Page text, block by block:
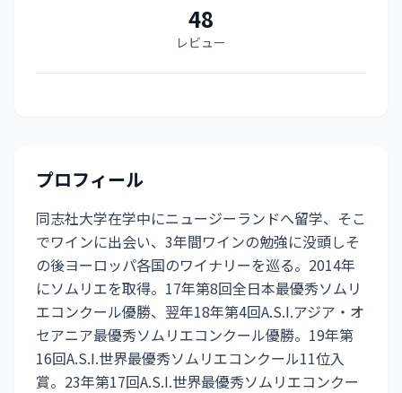
48
レビュー
プロフィール
同志社大学在学中にニュージーランドへ留学、そこ
でワインに出会い、3年間ワインの勉強に没頭しそ
の後ヨーロッパ各国のワイナリーを巡る。2014年
にソムリエを取得。17年第8回全日本最優秀ソムリ
エコンクール優勝、翌年18年第4回A.S.I.アジア・オ
セアニア最優秀ソムリエコンクール優勝。19年第
16回A.S.I.世界最優秀ソムリエコンクール11位入
賞。23年第17回A.S.I.世界最優秀ソムリエコンクー